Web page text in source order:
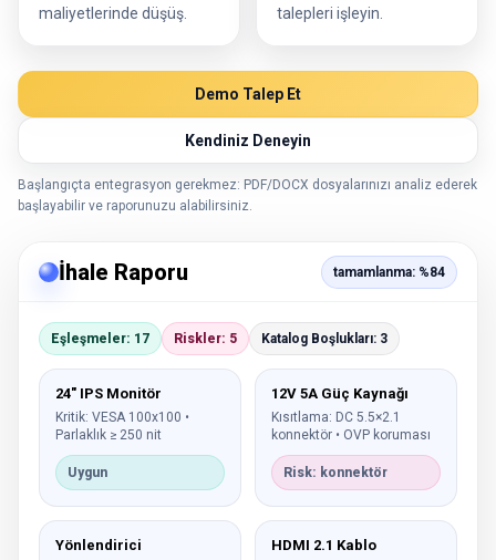
maliyetlerinde düşüş.
talepleri işleyin.
Demo Talep Et
Kendiniz Deneyin
Başlangıçta entegrasyon gerekmez: PDF/DOCX dosyalarınızı analiz ederek
başlayabilir ve raporunuzu alabilirsiniz.
İhale Raporu tamamlanma: %84
Eşleşmeler: 17 Riskler: 5 Katalog Boşlukları: 3
24" IPS Monitör
Kritik: VESA 100x100 •
Parlaklık ≥ 250 nit
Uygun
12V 5A Güç Kaynağı
Kısıtlama: DC 5.5×2.1
konnektör • OVP koruması
Risk: konnektör
Yönlendirici HDMI 2.1 Kablo